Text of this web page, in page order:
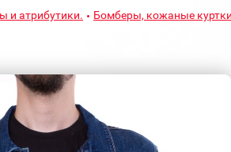
и атрибутики.
Бомберы, кожаные